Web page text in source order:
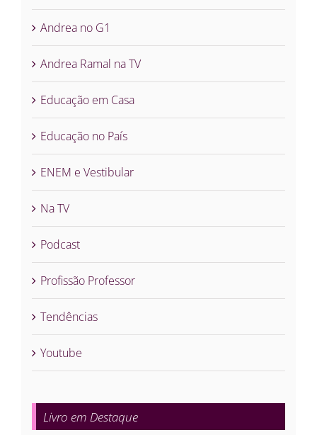
Andrea no G1
Andrea Ramal na TV
Educação em Casa
Educação no País
ENEM e Vestibular
Na TV
Podcast
Profissão Professor
Tendências
Youtube
Livro em Destaque